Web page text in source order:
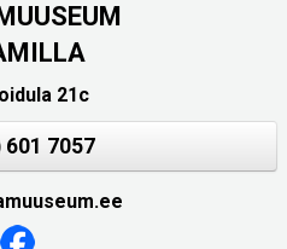
21c
601 7057